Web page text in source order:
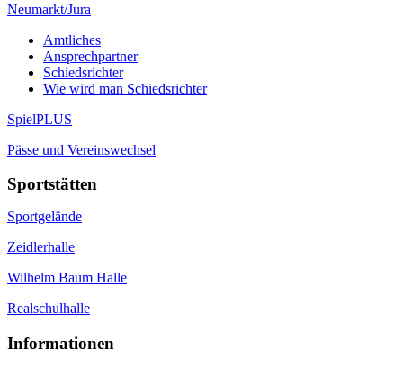
Neumarkt/Jura
Amtliches
Ansprechpartner
Schiedsrichter
Wie wird man Schiedsrichter
SpielPLUS
Pässe und Vereinswechsel
Sportstätten
Sportgelände
Zeidlerhalle
Wilhelm Baum Halle
Realschulhalle
Informationen